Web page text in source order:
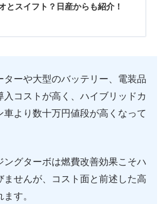
とスイフト？日産からも紹介！
ターや大型のバッテリー、電装品
入コストが高く、ハイブリッドカ
車より数十万円値段が高くなって
ングターボは燃費改善効果こそハ
ませんが、コスト面と前述した高
す。